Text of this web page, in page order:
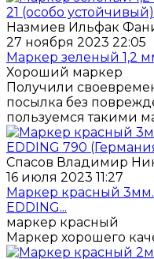
Назмиев Ильфак
27 ноября 2023 22:05
Маркер зеленый 1,2
Хороший маркер
Получили
посылка без
пользуемся такими
Спасов Владимир
16 июля 2023 11:27
Маркер красный
EDDING...
маркер красный
Маркер хорошего